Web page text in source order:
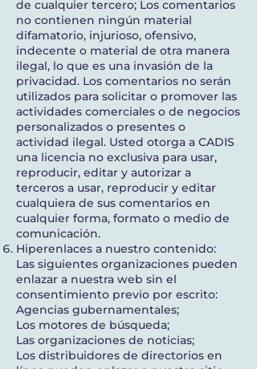
de cualquier tercero; Los comentarios
no contienen ningún material
difamatorio, injurioso, ofensivo,
indecente o material de otra manera
ilegal, lo que es una invasión de la
privacidad. Los comentarios no serán
utilizados para solicitar o promover las
actividades comerciales o de negocios
personalizados o presentes o
actividad ilegal. Usted otorga a CADIS
una licencia no exclusiva para usar,
reproducir, editar y autorizar a
terceros a usar, reproducir y editar
cualquiera de sus comentarios en
cualquier forma, formato o medio de
comunicación.
Hiperenlaces a nuestro contenido:
Las siguientes organizaciones pueden
enlazar a nuestra web sin el
consentimiento previo por escrito:
Agencias gubernamentales;
Los motores de búsqueda;
Las organizaciones de noticias;
Los distribuidores de directorios en